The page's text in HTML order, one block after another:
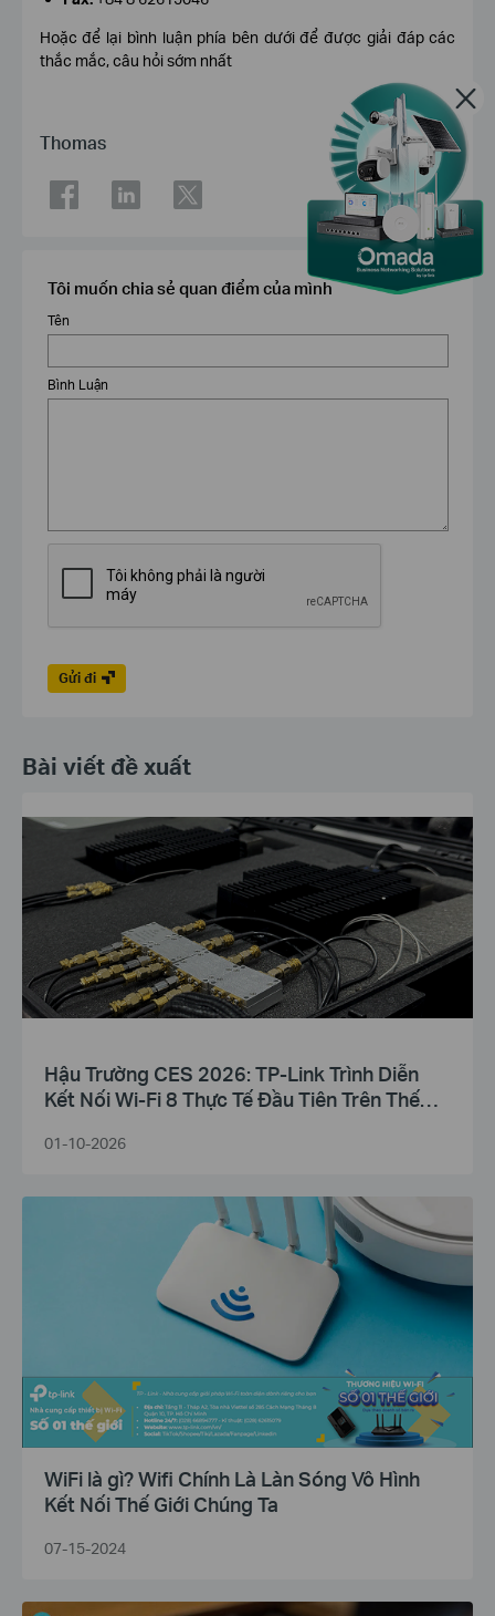
Hoặc để lại bình luận phía bên dưới để được giải đáp các
thắc mắc, câu hỏi sớm nhất
Thomas
Tôi muốn chia sẻ quan điểm của mình
Tên
Bình Luận
Gửi đi
Bài viết đề xuất
Hậu Trường CES 2026: TP-Link Trình Diễn
Kết Nối Wi-Fi 8 Thực Tế Đầu Tiên Trên Thế
01-10-2026
WiFi là gì? Wifi Chính Là Làn Sóng Vô Hình
Kết Nối Thế Giới Chúng Ta
07-15-2024